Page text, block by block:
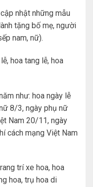
nhật những mẫu
tặng bố mẹ, người
nam, nữ).
hoa tang lễ, hoa
như: hoa ngày lễ
8/3, ngày phụ nữ
Nam 20/11, ngày
cách mạng Việt Nam
trí xe hoa, hoa
hoa, trụ hoa di